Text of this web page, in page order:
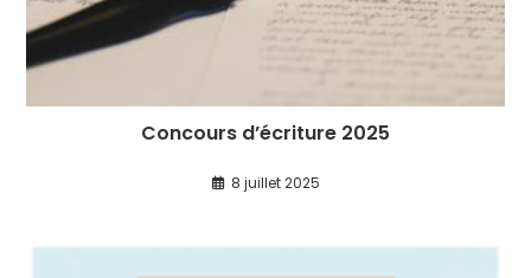
Concours d’écriture 2025
8 juillet 2025